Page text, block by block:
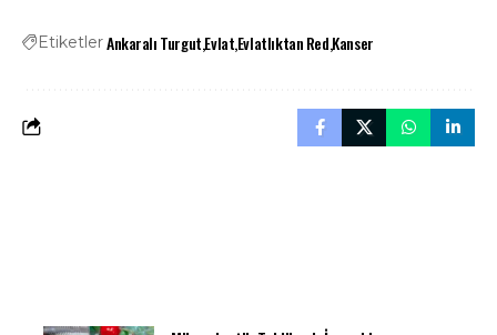
EtiketlerAnkaralı TurgutEvlatEvlatlıktan RedKanser